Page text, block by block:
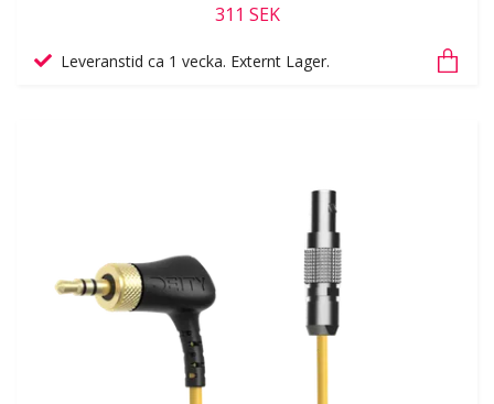
311 SEK
Leveranstid ca 1 vecka. Externt Lager.